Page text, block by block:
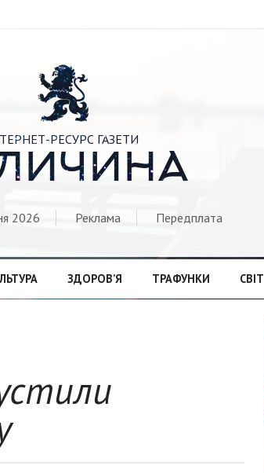

РЕСУРС ГАЗЕТИ
2026 Реклама Передплата
ЗДОРОВ’Я ТРАФУНКИ СВІТ